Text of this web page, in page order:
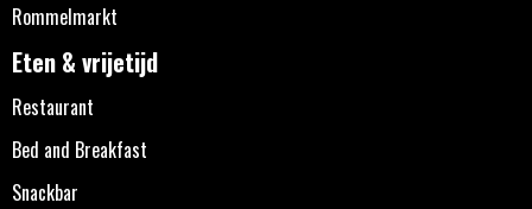
Rommelmarkt
Eten & vrijetijd
Restaurant
Bed and Breakfast
Snackbar